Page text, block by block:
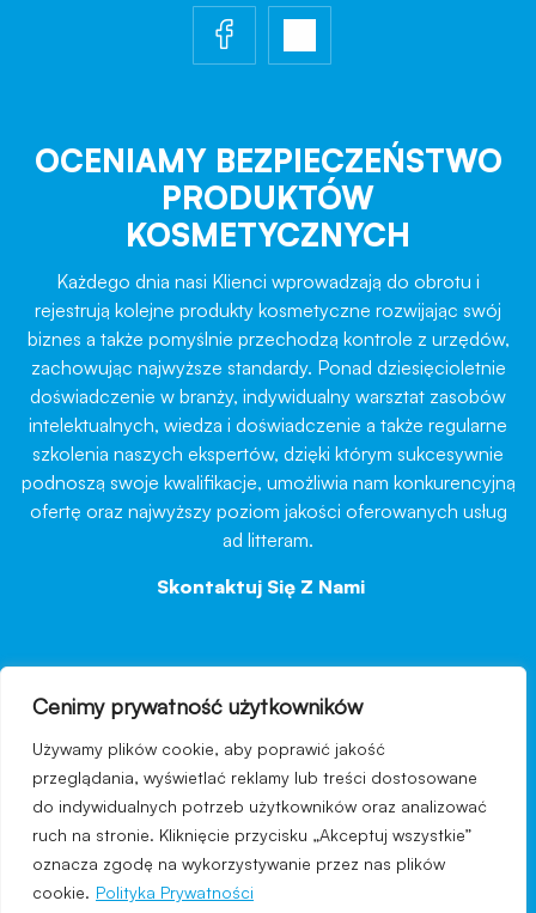
Cenimy prywatność użytkowników
Używamy plików cookie, aby poprawić jakość
przeglądania, wyświetlać reklamy lub treści dostosowane
do indywidualnych potrzeb użytkowników oraz analizować
ruch na stronie. Kliknięcie przycisku „Akceptuj wszystkie”
oznacza zgodę na wykorzystywanie przez nas plików
cookie. Polityka Prywatności
OCENIAMY BEZPIECZEŃSTWO
PRODUKTÓW
KOSMETYCZNYCH
Każdego dnia nasi Klienci wprowadzają do obrotu i
rejestrują kolejne produkty kosmetyczne rozwijając swój
biznes a także pomyślnie przechodzą kontrole z urzędów,
zachowując najwyższe standardy. Ponad dziesięcioletnie
doświadczenie w branży, indywidualny warsztat zasobów
intelektualnych, wiedza i doświadczenie a także regularne
szkolenia naszych ekspertów, dzięki którym sukcesywnie
podnoszą swoje kwalifikacje, umożliwia nam konkurencyjną
ofertę oraz najwyższy poziom jakości oferowanych usług
ad litteram.
Skontaktuj Się Z Nami
nawigacja
Regulamin strony
Polityka prywatności
Kontakt